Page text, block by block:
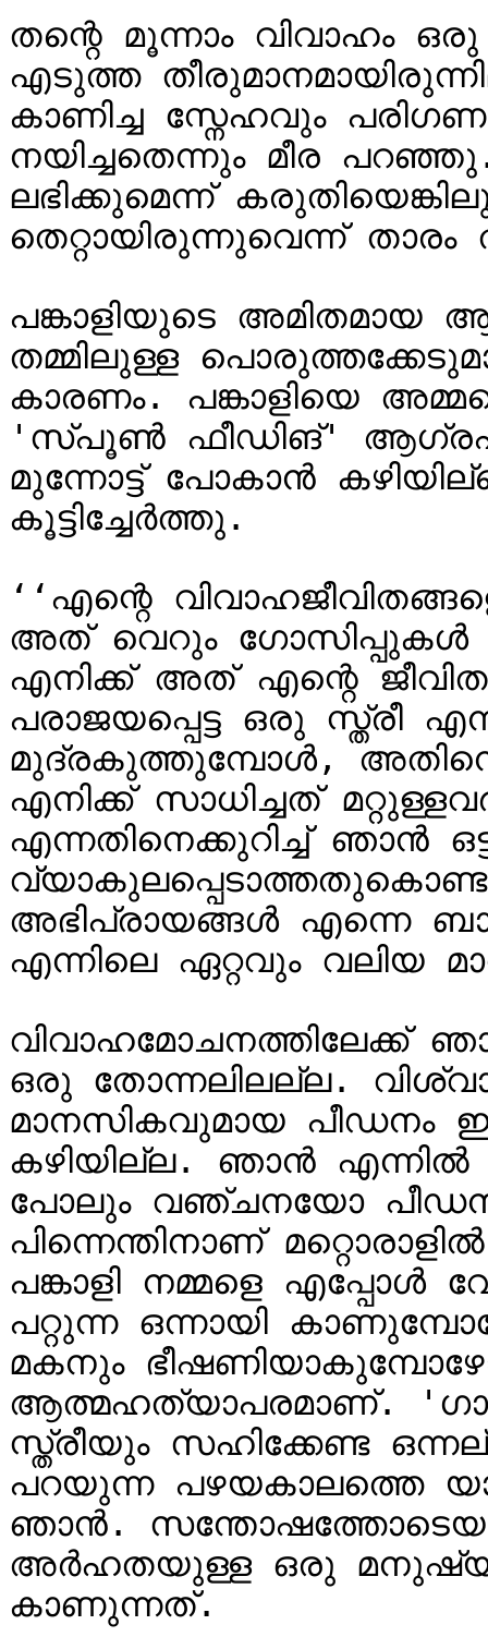
തന്റെ മൂന്നാം വിവാഹം
എടുത്ത
കാണിച്ച സ്നേഹവും
നയിച്ചതെന്നും മീര
ലഭിക്കുമെന്ന്
തെറ്റായിരുന്നുവെന്ന്
പങ്കാളിയുടെ
തമ്മിലുള്ള
കാരണം. പങ്കാളിയെ
'സ്പൂൺ ഫീഡിങ്'
മുന്നോട്ട് പോകാൻ
കൂട്ടിച്ചേർത്തു.
‘‘എന്റെ
അത് വെറും ഗോസിപ്പുകൾ
എനിക്ക് അത് എന്റെ
പരാജയപ്പെട്ട ഒരു
മുദ്രകുത്തുമ്പോൾ,
എനിക്ക് സാധിച്ചത്
എന്നതിനെക്കുറിച്ച് ഞാൻ
അഭിപ്രായങ്ങൾ എന്നെ
എന്നിലെ ഏറ്റവും വലിയ
വിവാഹമോചനത്തിലേക്ക്
ഒരു തോന്നലിലല്ല.
മാനസികവുമായ പീഡനം
കഴിയില്ല. ഞാൻ എന്നിൽ
പോലും വഞ്ചനയോ
പിന്നെന്തിനാണ്
പങ്കാളി നമ്മളെ എപ്പോൾ
പറ്റുന്ന ഒന്നായി
മകനും
ആത്മഹത്യാപരമാണ്.
സ്ത്രീയും സഹിക്കേണ്ട
പറയുന്ന പഴയകാലത്തെ
ഞാൻ. സന്തോഷത്തോടെയും
അർഹതയുള്ള ഒരു
കാണുന്നത്.